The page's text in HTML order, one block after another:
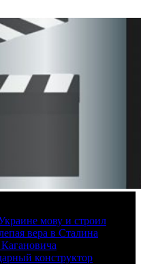
мову и строил
вера в Сталина
конструктор